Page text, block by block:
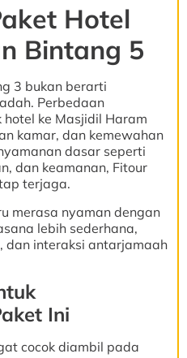
Hotel
Bintang 5
3 bukan berarti
Perbedaan
ke Masjidil Haram
kamar, dan kemewahan
dasar seperti
dan keamanan, Fitour
terjaga.
merasa nyaman dengan
lebih sederhana,
dan interaksi antarjamaah
Ini
cocok diambil pada